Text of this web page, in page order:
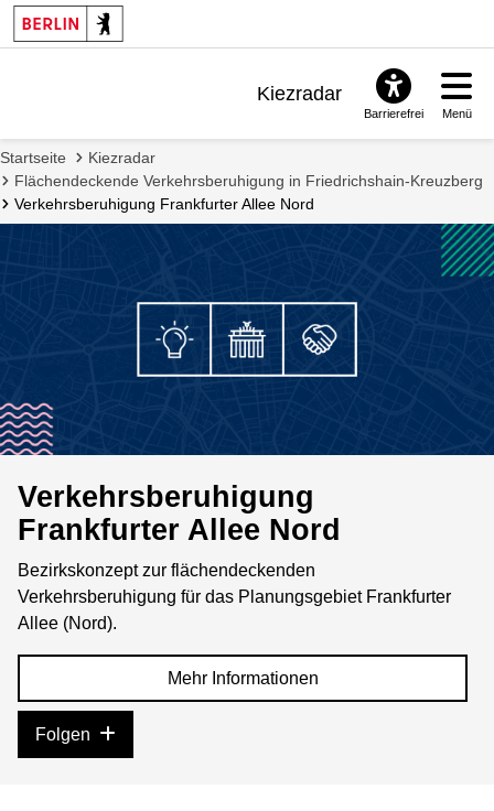
Kiezradar
Barrierefrei Menü
Startseite
Kiezradar
Flächendeckende Verkehrsberuhigung in Friedrichshain-Kreuzberg
Verkehrsberuhigung Frankfurter Allee Nord
Verkehrsberuhigung
Frankfurter Allee Nord
Bezirkskonzept zur flächendeckenden
Verkehrsberuhigung für das Planungsgebiet Frankfurter
Allee (Nord).
Mehr Informationen
Folgen